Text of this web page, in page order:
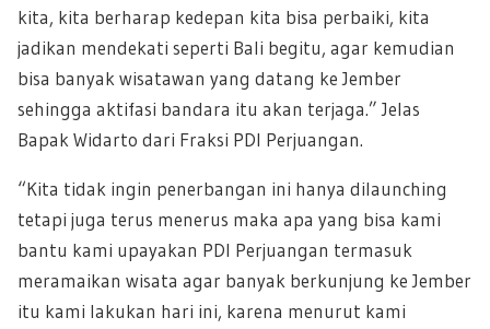
kita, kita berharap kedepan kita bisa perbaiki, kita
jadikan mendekati seperti Bali begitu, agar kemudian
bisa banyak wisatawan yang datang ke Jember
sehingga aktifasi bandara itu akan terjaga.” Jelas
Bapak Widarto dari Fraksi PDI Perjuangan.
“Kita tidak ingin penerbangan ini hanya dilaunching
tetapi juga terus menerus maka apa yang bisa kami
bantu kami upayakan PDI Perjuangan termasuk
meramaikan wisata agar banyak berkunjung ke Jember
itu kami lakukan hari ini, karena menurut kami